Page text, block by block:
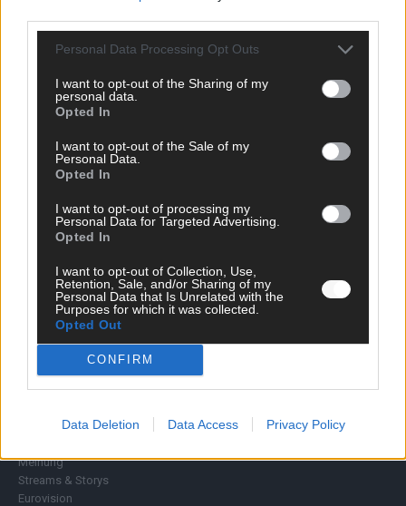
Personal Data Processing Opt Outs
I want to opt-out of the Sharing of my
personal data.
Opted In
I want to opt-out of the Sale of my
Personal Data.
Opted In
I want to opt-out of processing my
Personal Data for Targeted Advertising.
Opted In
I want to opt-out of Collection, Use,
Retention, Sale, and/or Sharing of my
Personal Data that Is Unrelated with the
Purposes for which it was collected.
Opted Out
CONFIRM
Data Deletion Data Access Privacy Policy
DIREKT ZUM THEMA
Politik & Co
Money Matters
Brainpower
Meinung
Streams & Storys
Eurovision